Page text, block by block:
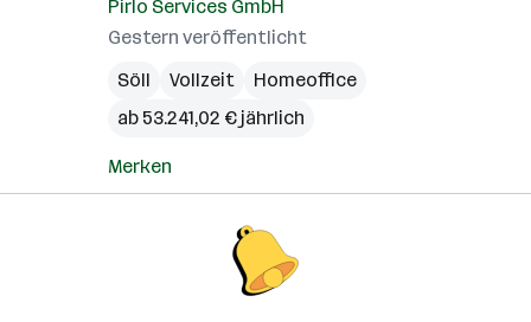
Pirlo Services GmbH
Gestern veröffentlicht
Söll
Vollzeit
Homeoffice
ab 53.241,02 € jährlich
Merken